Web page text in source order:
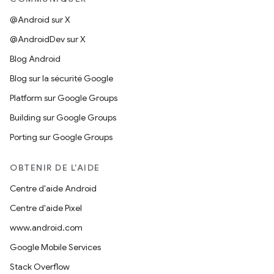
@Android sur X
@AndroidDev sur X
Blog Android
Blog sur la sécurité Google
Platform sur Google Groups
Building sur Google Groups
Porting sur Google Groups
OBTENIR DE L'AIDE
Centre d'aide Android
Centre d'aide Pixel
www.android.com
Google Mobile Services
Stack Overflow